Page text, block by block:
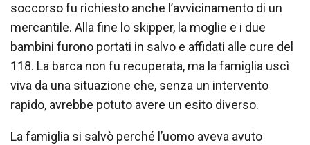
soccorso fu richiesto anche l’avvicinamento di un
mercantile. Alla fine lo skipper, la moglie e i due
bambini furono portati in salvo e affidati alle cure del
118. La barca non fu recuperata, ma la famiglia uscì
viva da una situazione che, senza un intervento
rapido, avrebbe potuto avere un esito diverso.
La famiglia si salvò perché l’uomo aveva avuto